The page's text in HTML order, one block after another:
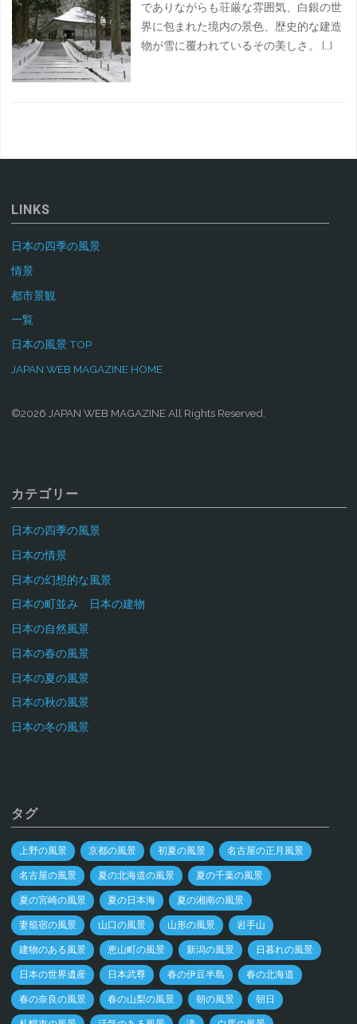
でありながらも荘厳な雰囲気、白銀の世
界に包まれた境内の景色、歴史的な建造
物が雪に覆われているその美しさ。 […]
LINKS
日本の四季の風景
情景
都市景観
一覧
日本の風景 TOP
JAPAN WEB MAGAZINE HOME
©2026 JAPAN WEB MAGAZINE All Rights Reserved.
カテゴリー
日本の四季の風景
日本の情景
日本の幻想的な風景
日本の町並み 日本の建物
日本の自然風景
日本の春の風景
日本の夏の風景
日本の秋の風景
日本の冬の風景
タグ
上野の風景 京都の風景 初夏の風景 名古屋の正月風景
名古屋の風景 夏の北海道の風景 夏の千葉の風景
夏の宮崎の風景 夏の日本海 夏の湘南の風景
妻籠宿の風景 山口の風景 山形の風景 岩手山
建物のある風景 恵山町の風景 新潟の風景 日暮れの風景
日本の世界遺産 日本武尊 春の伊豆半島 春の北海道
春の奈良の風景 春の山梨の風景 朝の風景 朝日